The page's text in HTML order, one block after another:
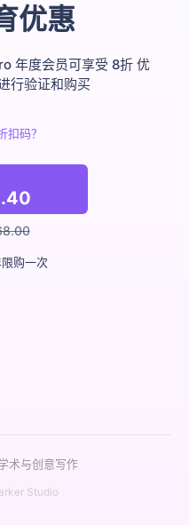
优惠
年度会员可享受 8折 优
行验证和购买
扣码？
购一次
术与创意写作
Studio